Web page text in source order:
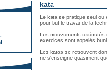
kata
Le kata se pratique seul
pour but le travail de la
Les mouvements
exercices sont appelés
Les katas se retrouvent
ne s'enseigne quasiment